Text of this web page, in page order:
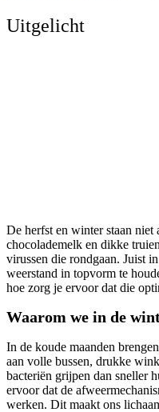
Uitgelicht
De herfst en winter staan niet
chocolademelk en dikke
virussen die rondgaan. Juist
weerstand in topvorm te
hoe zorg je ervoor dat die
Waarom we in de
In de koude maanden
aan volle bussen, drukke
bacteriën grijpen dan sneller
ervoor dat de
werken. Dit maakt ons